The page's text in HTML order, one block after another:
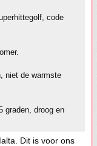
code
niet de warmste
graden, droog en
Dit is voor ons